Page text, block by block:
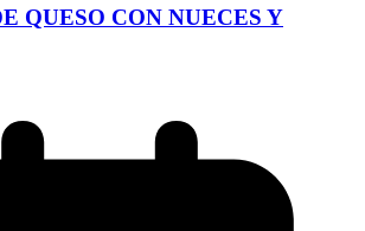
QUESO CON NUECES Y